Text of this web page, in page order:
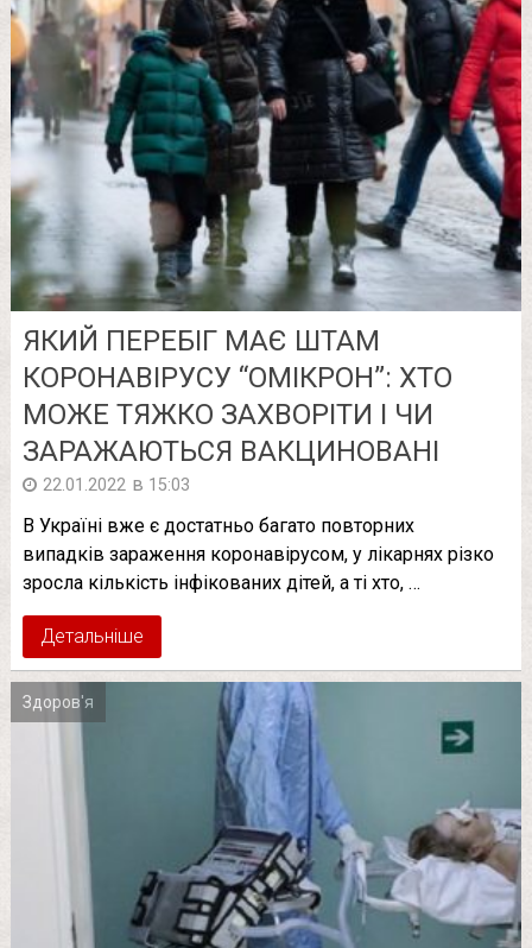
ЯКИЙ ПЕРЕБІГ МАЄ ШТАМ
КОРОНАВІРУСУ “ОМІКРОН”: ХТО
МОЖЕ ТЯЖКО ЗАХВОРІТИ І ЧИ
ЗАРАЖАЮТЬСЯ ВАКЦИНОВАНІ
22.01.2022 в 15:03
В Україні вже є достатньо багато повторних
випадків зараження коронавірусом, у лікарнях різко
зросла кількість інфікованих дітей, а ті хто, …
Детальніше
Здоров'я